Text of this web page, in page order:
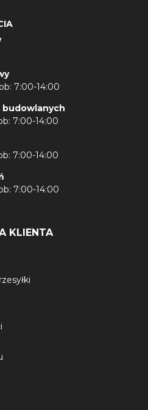
7:00-14:00
7:00-14:00
7:00-14:00
7:00-14:00
KLIENTA